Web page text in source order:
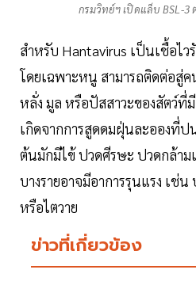
กรมวิทย์ฯ เปิดแล็บ BSL-3
สำหรับ Hantavirus เป็นเชื้อไ
โดยเฉพาะหนู สามารถติดต่อสู่
หลั่ง มูล หรือปัสสาวะของสัตว์ที่
เกิดจากการสูดดมฝุ่นละอองที่ป
ต้นมักมีไข้ ปวดศีรษะ ปวดกล้าม
บางรายอาจมีอาการรุนแรง เช่
หรือไตวาย
ข่าวที่เกี่ยวข้อง